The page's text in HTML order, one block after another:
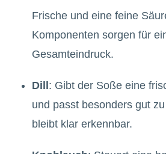
Frische und eine feine
Komponenten sorgen für
Gesamteindruck.
Dill: Gibt der Soße eine
und passt besonders gut
bleibt klar erkennbar.